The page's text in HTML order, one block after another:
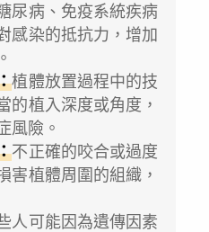
尿病、免疫系統疾病
感染的抵抗力，增加
植體放置過程中的技
的植入深度或角度，
風險。
不正確的咬合或過度
害植體周圍的組織，
人可能因為遺傳因素